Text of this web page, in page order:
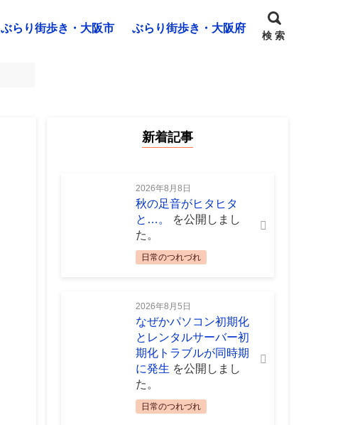
ぶらり街歩き・大阪市 ぶらり街歩き・大阪府
検 索
新着記事
2026年8月8日
秋の足音がヒタヒタ
と…。
を公開しまし
た。
日常のつれづれ
2026年8月5日
なぜかパソコン初期化
とレンタルサーバー初
期化トラブルが同時期
に発生 を公開しまし
た。
日常のつれづれ